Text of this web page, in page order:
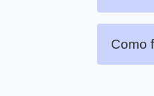
Como